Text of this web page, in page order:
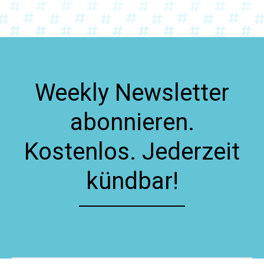
Weekly Newsletter
abonnieren.
Kostenlos. Jederzeit
kündbar!